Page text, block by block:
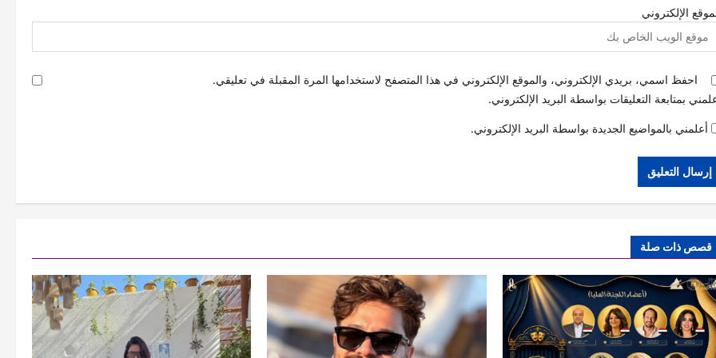
الإلكتروني
احفظ اسمي، بريدي الإلكتروني، والموقع الإلكتروني في هذا المتصفح لاستخدامها المرة المقبلة في تعليقي.
بمتابعة التعليقات بواسطة البريد الإلكتروني.
أعلمني بالمواضيع الجديدة بواسطة البريد الإلكتروني.
قصص ذات صلة